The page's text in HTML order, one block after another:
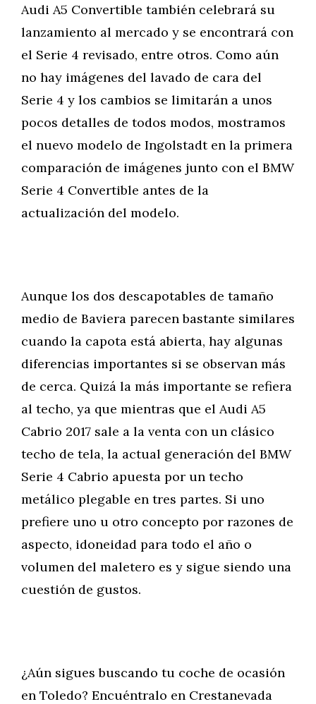
Audi A5 Convertible también celebrará su
lanzamiento al mercado y se encontrará con
el Serie 4 revisado, entre otros. Como aún
no hay imágenes del lavado de cara del
Serie 4 y los cambios se limitarán a unos
pocos detalles de todos modos, mostramos
el nuevo modelo de Ingolstadt en la primera
comparación de imágenes junto con el BMW
Serie 4 Convertible antes de la
actualización del modelo.
Aunque los dos descapotables de tamaño
medio de Baviera parecen bastante similares
cuando la capota está abierta, hay algunas
diferencias importantes si se observan más
de cerca. Quizá la más importante se refiera
al techo, ya que mientras que el Audi A5
Cabrio 2017 sale a la venta con un clásico
techo de tela, la actual generación del BMW
Serie 4 Cabrio apuesta por un techo
metálico plegable en tres partes. Si uno
prefiere uno u otro concepto por razones de
aspecto, idoneidad para todo el año o
volumen del maletero es y sigue siendo una
cuestión de gustos.
¿Aún sigues buscando tu coche de ocasión
en Toledo? Encuéntralo en Crestanevada